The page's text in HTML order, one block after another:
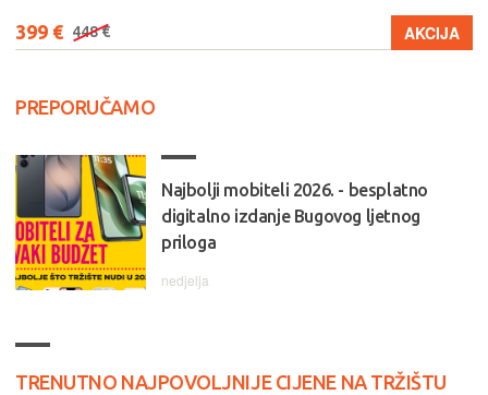
399 € 448 € AKCIJA
PREPORUČAMO
Najbolji mobiteli 2026. - besplatno
digitalno izdanje Bugovog ljetnog
priloga
nedjelja
TRENUTNO NAJPOVOLJNIJE CIJENE NA TRŽIŠTU